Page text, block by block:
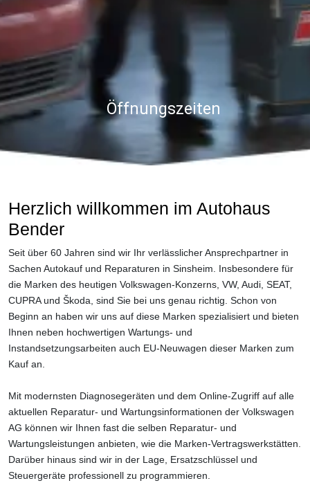
Öffnungszeiten
Herzlich willkommen im Autohaus
Bender
Seit über 60 Jahren sind wir Ihr verlässlicher Ansprechpartner in
Sachen Autokauf und Reparaturen in Sinsheim. Insbesondere für
die Marken des heutigen Volkswagen-Konzerns, VW, Audi, SEAT,
CUPRA und Škoda, sind Sie bei uns genau richtig. Schon von
Beginn an haben wir uns auf diese Marken spezialisiert und bieten
Ihnen neben hochwertigen Wartungs- und
Instandsetzungsarbeiten auch EU-Neuwagen dieser Marken zum
Kauf an.
Mit modernsten Diagnosegeräten und dem Online-Zugriff auf alle
aktuellen Reparatur- und Wartungsinformationen der Volkswagen
AG können wir Ihnen fast die selben Reparatur- und
Wartungsleistungen anbieten, wie die Marken-Vertragswerkstätten.
Darüber hinaus sind wir in der Lage, Ersatzschlüssel und
Steuergeräte professionell zu programmieren.